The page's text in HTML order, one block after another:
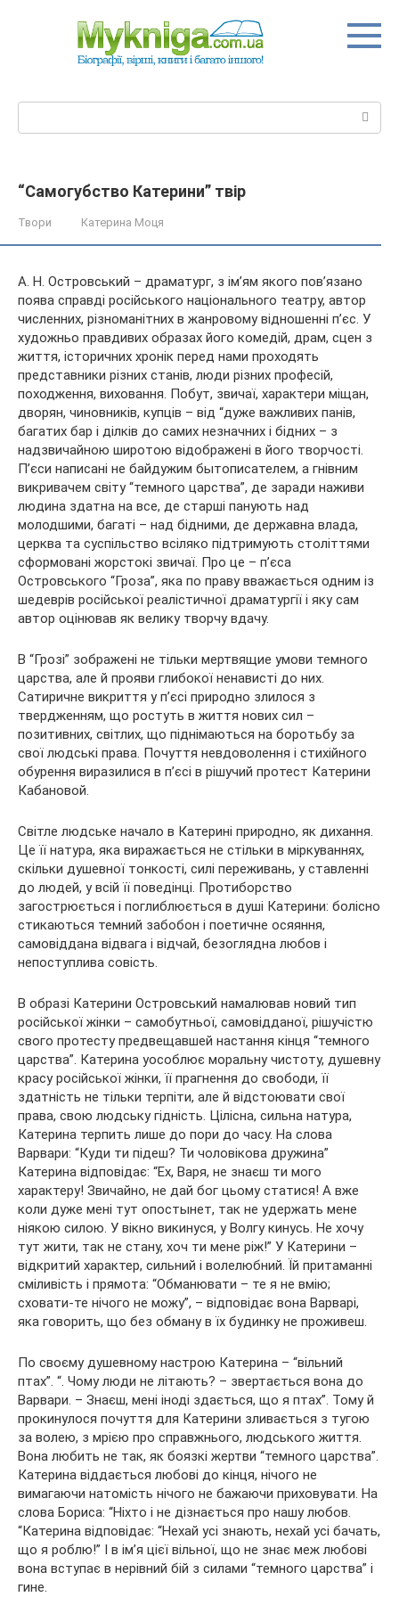
“Самогубство Катерини” твір
Твори Катерина Моця
А. Н. Островський – драматург, з ім’ям якого пов’язано
поява справді російського національного театру, автор
численних, різноманітних в жанровому відношенні п’єс. У
художньо правдивих образах його комедій, драм, сцен з
життя, історичних хронік перед нами проходять
представники різних станів, люди різних професій,
походження, виховання. Побут, звичаї, характери міщан,
дворян, чиновників, купців – від “дуже важливих панів,
багатих бар і ділків до самих незначних і бідних – з
надзвичайною широтою відображені в його творчості.
П’єси написані не байдужим бытописателем, а гнівним
викривачем світу “темного царства”, де заради наживи
людина здатна на все, де старші панують над
молодшими, багаті – над бідними, де державна влада,
церква та суспільство всіляко підтримують століттями
сформовані жорстокі звичаї. Про це – п’єса
Островського “Гроза”, яка по праву вважається одним із
шедеврів російської реалістичної драматургії і яку сам
автор оцінював як велику творчу вдачу.
В “Грозі” зображені не тільки мертвящие умови темного
царства, але й прояви глибокої ненависті до них.
Сатиричне викриття у п’єсі природно злилося з
твердженням, що ростуть в життя нових сил –
позитивних, світлих, що піднімаються на боротьбу за
свої людські права. Почуття невдоволення і стихійного
обурення виразилися в п’єсі в рішучий протест Катерини
Кабановой.
Світле людське начало в Катерині природно, як дихання.
Це її натура, яка виражається не стільки в міркуваннях,
скільки душевної тонкості, силі переживань, у ставленні
до людей, у всій її поведінці. Протиборство
загострюється і поглиблюється в душі Катерини: болісно
стикаються темний забобон і поетичне осяяння,
самовіддана відвага і відчай, безоглядна любов і
непоступлива совість.
В образі Катерини Островський намалював новий тип
російської жінки – самобутньої, самовідданої, рішучістю
свого протесту предвещавшей настання кінця “темного
царства”. Катерина уособлює моральну чистоту, душевну
красу російської жінки, її прагнення до свободи, її
здатність не тільки терпіти, але й відстоювати свої
права, свою людську гідність. Цілісна, сильна натура,
Катерина терпить лише до пори до часу. На слова
Варвари: “Куди ти підеш? Ти чоловікова дружина”
Катерина відповідає: “Ех, Варя, не знаєш ти мого
характеру! Звичайно, не дай бог цьому статися! А вже
коли дуже мені тут опостынет, так не удержать мене
ніякою силою. У вікно викинуся, у Волгу кинусь. Не хочу
тут жити, так не стану, хоч ти мене ріж!” У Катерини –
відкритий характер, сильний і волелюбний. Їй притаманні
сміливість і прямота: “Обманювати – те я не вмію;
сховати-те нічого не можу”, – відповідає вона Варварі,
яка говорить, що без обману в їх будинку не проживеш.
По своєму душевному настрою Катерина – “вільний
птах”. “. Чому люди не літають? – звертається вона до
Варвари. – Знаєш, мені іноді здається, що я птах”. Тому й
прокинулося почуття для Катерини зливається з тугою
за волею, з мрією про справжнього, людського життя.
Вона любить не так, як боязкі жертви “темного царства”.
Катерина віддається любові до кінця, нічого не
вимагаючи натомість нічого не бажаючи приховувати. На
слова Бориса: “Ніхто і не дізнається про нашу любов.
“Катерина відповідає: “Нехай усі знають, нехай усі бачать,
що я роблю!” І в ім’я цієї вільної, що не знає меж любові
вона вступає в нерівний бій з силами “темного царства” і
гине.